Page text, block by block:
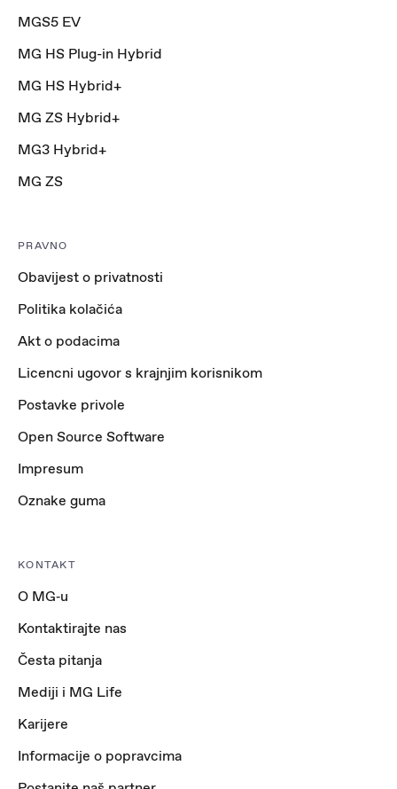
MGS5 EV
MG HS Plug-in Hybrid
MG HS Hybrid+
MG ZS Hybrid+
MG3 Hybrid+
MG ZS
PRAVNO
Obavijest o privatnosti
Politika kolačića
Akt o podacima
Licencni ugovor s krajnjim korisnikom
Postavke privole
Open Source Software
Impresum
Oznake guma
KONTAKT
O MG‑u
Kontaktirajte nas
Česta pitanja
Mediji i MG Life
Karijere
Informacije o popravcima